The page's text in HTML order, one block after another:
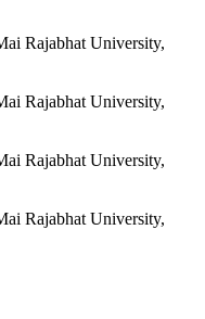
Rajabhat University,
Rajabhat University,
Rajabhat University,
Rajabhat University,